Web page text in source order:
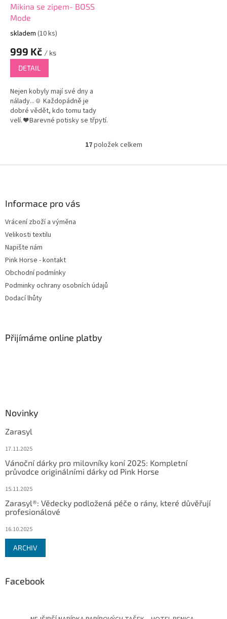
Mikina se zipem- BOSS
Mode
skladem (10 ks)
999 Kč / ks
DETAIL
Nejen kobyly mají své dny a
nálady... ☺ Každopádně je
dobré vědět, kdo tomu tady
velí. ❤ Barevné potisky se třpytí.
nebojte - krásně září a v...
O
l
17položek celkem
Informace pro vás
Vrácení zboží a výměna
Velikosti textilu
Napište nám
Pink Horse - kontakt
Obchodní podmínky
Podminky ochrany osobních údajů
Dodací lhůty
Přijímáme online platby
Novinky
Zarasyl
17.11.2025
Vánoční dárky pro milovníky koní 2025: Kompletní
průvodce originálními dárky od Pink Horse
15.11.2025
Zarasyl®: Vědecky podložená péče o rány, které důvěřují
profesionálové
16.10.2025
ARCHIV
Facebook